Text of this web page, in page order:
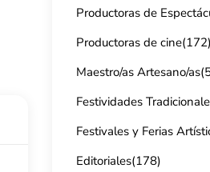
Productoras de
Productoras de cine(172)
Maestro/as Artesano/as
Festividades
Festivales y Ferias
Editoriales(178)